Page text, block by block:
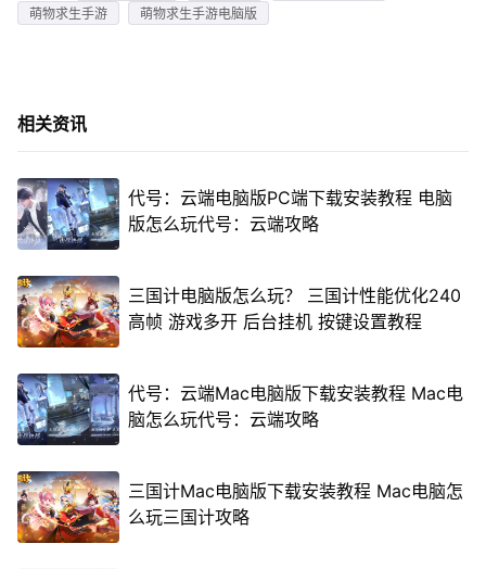
萌物求生手游
萌物求生手游电脑版
相关资讯
代号：云端电脑版PC端下载安装教程 电脑
版怎么玩代号：云端攻略
三国计电脑版怎么玩？ 三国计性能优化240
高帧 游戏多开 后台挂机 按键设置教程
代号：云端Mac电脑版下载安装教程 Mac电
脑怎么玩代号：云端攻略
三国计Mac电脑版下载安装教程 Mac电脑怎
么玩三国计攻略